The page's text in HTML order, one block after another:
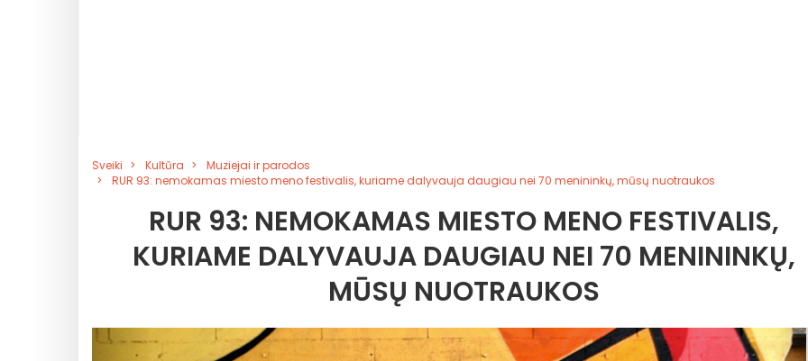
Sveiki Kultūra
Muziejai ir parodos
RUR 93: nemokamas miesto meno festivalis, kuriame dalyvauja daugiau nei 70 menininkų, mūsų nuotraukos
RUR 93: NEMOKAMAS MIESTO MENO FESTIVALIS,
KURIAME DALYVAUJA DAUGIAU NEI 70 MENININKŲ,
MŪSŲ NUOTRAUKOS